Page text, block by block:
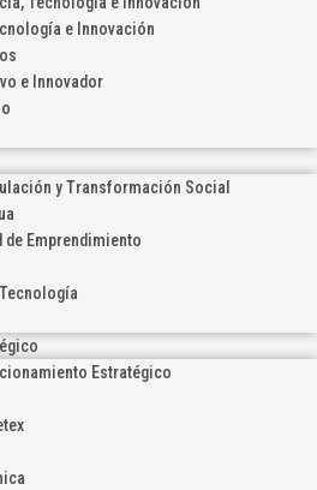
e Innovación
e Innovador
y Transformación Social
de Emprendimiento
Estratégico